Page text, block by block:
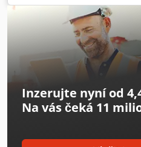
transportu: 3,95 m 1 střední
rotátoru: 3,20 m Počet ramen
předním rotátoru, 12 na
na rameni Uzavřená,
MASTERDRIVE GIII 3D
rotátor Cena: 38 500,00 EUR
Iorf Místo skladování: Prüm
Inzerujte nyní od
Na vás čeká 11